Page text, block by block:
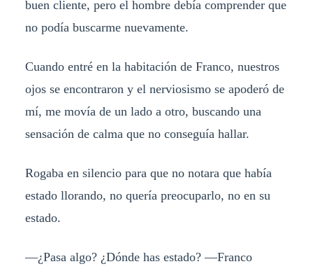
buen cliente, pero el hombre debía comprender que
no podía buscarme nuevamente.
Cuando entré en la habitación de Franco, nuestros
ojos se encontraron y el nerviosismo se apoderó de
mí, me movía de un lado a otro, buscando una
sensación de calma que no conseguía hallar.
Rogaba en silencio para que no notara que había
estado llorando, no quería preocuparlo, no en su
estado.
—¿Pasa algo? ¿Dónde has estado? —Franco